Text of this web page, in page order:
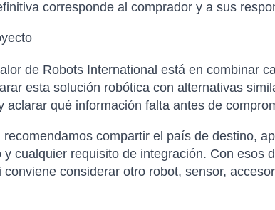
corresponde al comprador y a sus
de Robots International está en combinar
esta solución robótica con alternativas
qué información falta antes de
compartir el país de destino,
cualquier requisito de integración. Con esos
considerar otro robot, sensor,